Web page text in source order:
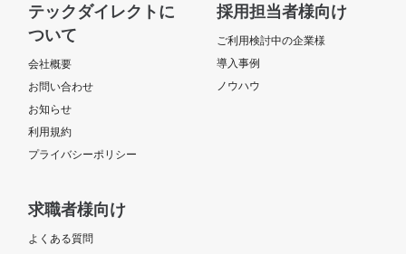
テックダイレクトに
ついて
会社概要
お問い合わせ
お知らせ
利用規約
プライバシーポリシー
採用担当者様向け
ご利用検討中の企業様
導入事例
ノウハウ
求職者様向け
よくある質問